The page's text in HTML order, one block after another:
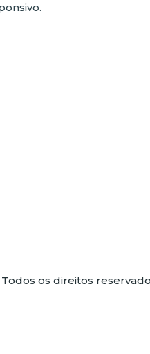
os direitos